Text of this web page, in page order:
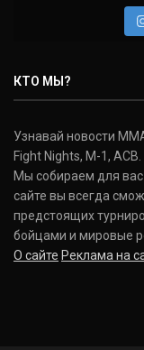
КТО МЫ?
Узнавай новости
Fight Nights, M-1, ACB.
Мы собираем для
сайте вы всегда
предстоящих
бойцами и мировые
О сайте Реклама на